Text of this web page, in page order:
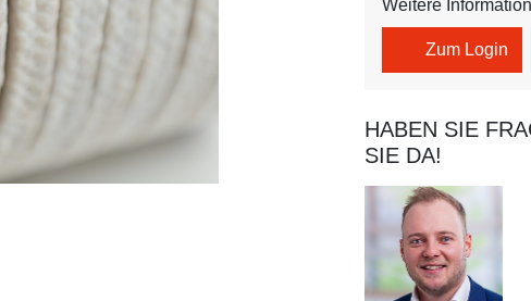
Weitere
Zum Login
HABEN SIE
SIE DA!